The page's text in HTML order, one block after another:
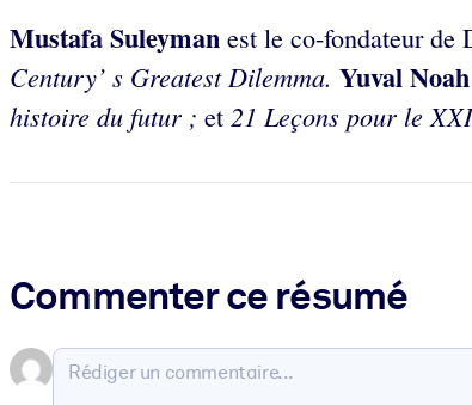
Mustafa Suleyman est le co-fondateur de
Century’ s Greatest Dilemma. Yuval
histoire du futur ; et 21 Leçons pour le
Commenter ce résumé